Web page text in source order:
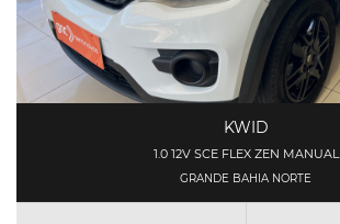
KWID
1.0 12V SCE FLEX ZEN MANUAL
GRANDE BAHIA NORTE